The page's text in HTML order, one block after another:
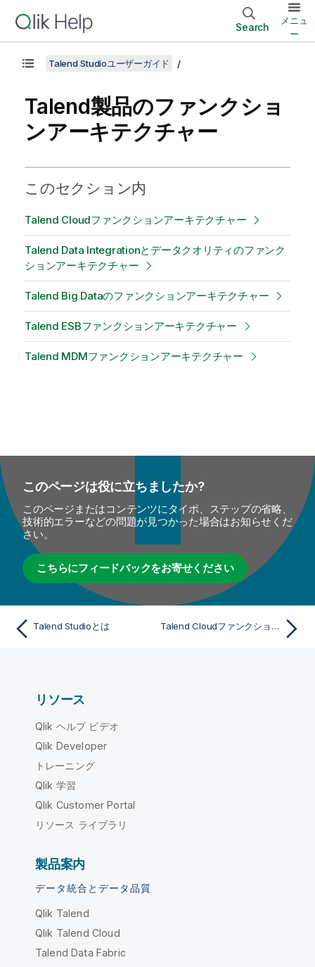
Search
メニュ
ー
Talend Studioユーザーガイド
Talend製品のファンクショ
ンアーキテクチャー
このセクション内
Talend Cloudファンクションアーキテクチャー
Talend Data Integrationとデータクオリティのファンク
ションアーキテクチャー
Talend Big Dataのファンクションアーキテクチャー
Talend ESBファンクションアーキテクチャー
Talend MDMファンクションアーキテクチャー
このページは役に立ちましたか?
このページまたはコンテンツにタイポ、ステップの省略、
技術的エラーなどの問題が見つかった場合はお知らせくだ
さい。
こちらにフィードバックをお寄せください
Talend Studioとは Talend Cloudファンクションアーキテクチャー
リソース
Qlik ヘルプ ビデオ
Qlik Developer
トレーニング
Qlik 学習
Qlik Customer Portal
リソース ライブラリ
製品案内
データ統合とデータ品質
Qlik Talend
Qlik Talend Cloud
Talend Data Fabric